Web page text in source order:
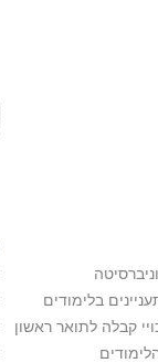
בלימודים
קבלה לתואר ראשון